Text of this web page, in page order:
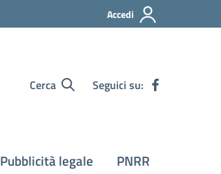
Accedi
Cerca Seguici su:
Pubblicità legale PNRR